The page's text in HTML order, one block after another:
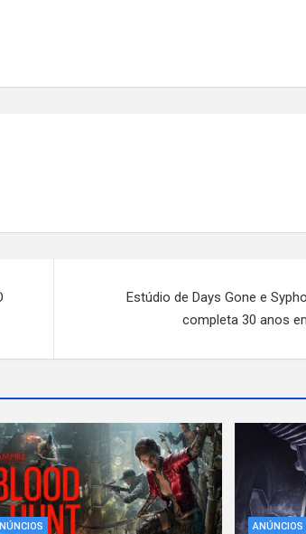
Estúdio de Days Gone e
completa 30 anos
ANÚNCIOS